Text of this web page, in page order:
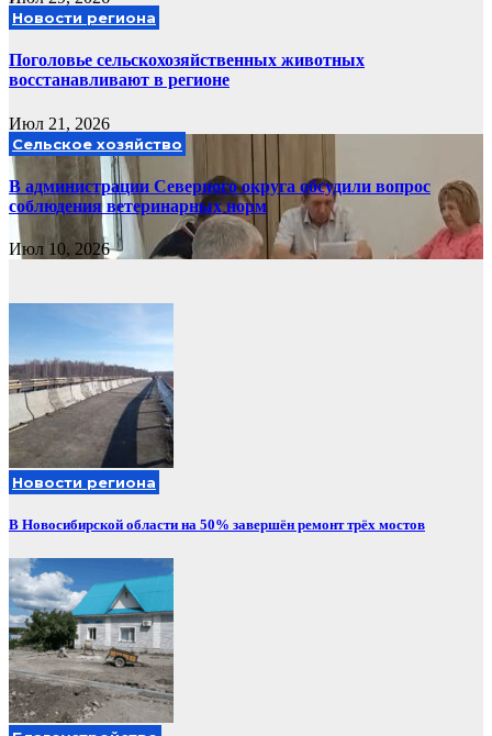
Новости региона
Поголовье сельскохозяйственных животных
восстанавливают в регионе
Июл 21, 2026
Сельское хозяйство
В администрации Северного округа обсудили вопрос
соблюдения ветеринарных норм
Июл 10, 2026
Новости региона
В Новосибирской области на 50% завершён ремонт трёх мостов